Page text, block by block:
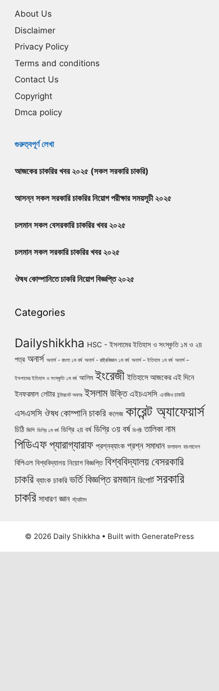
About Us
Disclaimer
Privacy Policy
Terms and conditions
Contact Us
Copyright
Dmca policy
গুরুত্বপূর্ণ লেখা
আজকের চাকরির খবর ২০২৫ (সকল সরকারি চাকরি)
আসন্ন সকল সরকারি চাকরির নিয়োগ পরীক্ষার সময়সূচী ২০২৫
চলমান সকল বেসরকারি চাকরির খবর ২০২৫
চলমান সকল সরকারি চাকরির খবর ২০২৫
ঔষধ কোম্পানিতে চাকরি নিয়োগ বিজ্ঞপ্তি ২০২৫
Categories
Dailyshikkha HSC - ইসলামের ইতিহাস ও সংস্কৃতি ১ম ও ২য়
পত্র অনার্স অনার্স - বাংলা ১ম বর্ষ অনার্স - রাষ্ট্রবিজ্ঞান ১ম বর্ষ অনার্স – ইতিহাস ১ম বর্ষ অনার্স –
ইসলামের ইতিহাস ও সংস্কৃতি ১ম বর্ষ আলিম ইংরেজী ইতিহাসে আজকের এই দিনে
ইনফরমাল লেটার ইন্টারনেট অফার ইসলাম উক্তি এইচএসসি এনজিও চাকরি
এসএসসি ঔষধ কোম্পানি চাকরি কলেজ কারেন্ট অ্যাফেয়ার্স
চিঠি জিপি ডিগ্রি ১ম বর্ষ ডিগ্রি ২য় বর্ষ ডিগ্রি ৩য় বর্ষ ডিগ্রী তালিকা নাম
পিডিএফপ্যারাগ্যারাফ প্রশ্নব্যাংক প্রশ্ন সমাধান ফলাফল বাংলাদেশ
বিপিএল বিশ্ববিদ্যালয় নিয়োগ বিজ্ঞপ্তি বিশ্ববিদ্যালয়বেসরকারি
চাকরি ব্যাংক চাকরি ভর্তি বিজ্ঞপ্তিরমজান রিপোর্ট সরকারি
চাকরি সাধারণ জ্ঞান স্ট্যাটাস
© 2026 Daily Shikkha • Built with GeneratePress